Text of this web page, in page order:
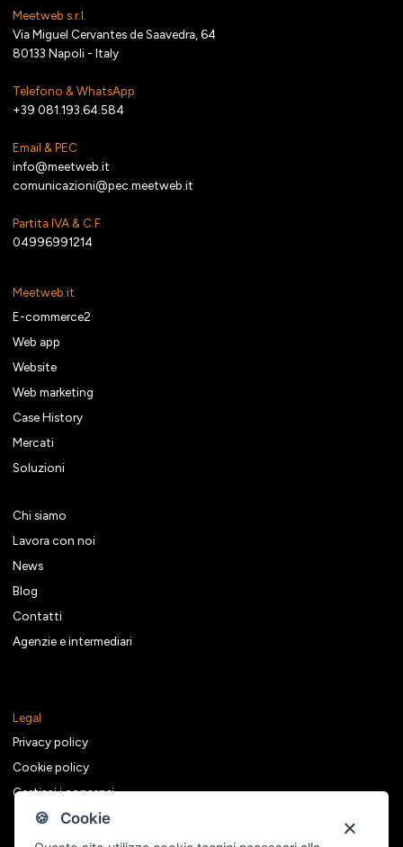
🍪 Cookie
Meetweb s.r.l.
Via Miguel Cervantes de Saavedra, 64
80133 Napoli - Italy
Telefono & WhatsApp
+39 081.193.64.584
Email & PEC
info@meetweb.it
comunicazioni@pec.meetweb.it
Partita IVA & C.F.
04996991214
Meetweb.it
E-commerce2
Web app
Website
Web marketing
Case History
Mercati
Soluzioni
Chi siamo
Lavora con noi
News
Blog
Contatti
Agenzie e intermediari
Legal
Privacy policy
Cookie policy
Gestisci i consensi